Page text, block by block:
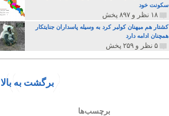
سکونت خود
۱۸ نظر و ۸۹۷ پخش
کشتار هم میهنان کولبر کرد به وسیله پاسداران جنایتکار
همچنان ادامه دارد
۵ نظر و ۲۵۹ پخش
برگشت به بالا
برچسب‌ها